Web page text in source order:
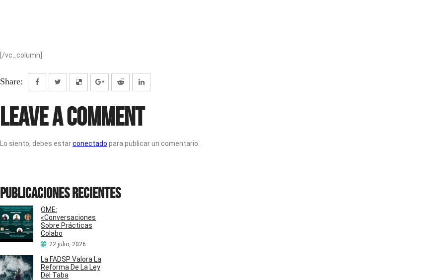
[/vc_column]
Share:
Leave a Comment
Lo siento, debes estarconectado para publicar un comentario.
Publicaciones recientes
OME:
«Conversaciones
Sobre Prácticas
Colabo
22 julio, 2026
La FADSP Valora La
Reforma De La Ley
Del Taba